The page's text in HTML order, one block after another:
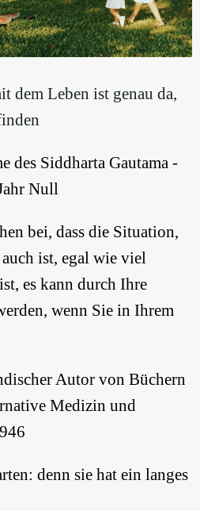
dem Leben ist genau da,
des Siddharta Gautama -
Null
bei, dass die Situation,
ist, egal wie viel
es kann durch Ihre
wenn Sie in Ihrem
Autor von Büchern
Medizin und
denn sie hat ein langes